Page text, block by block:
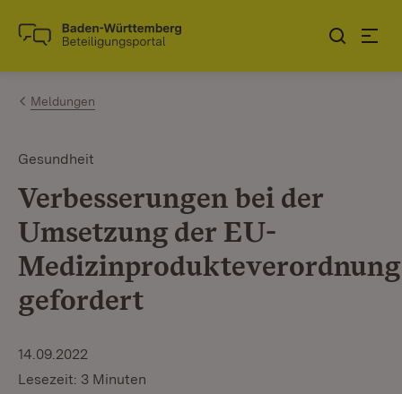
Zum Inhalt springen
Link zur Startseite
Meldungen
Gesundheit
Verbesserungen bei der
Umsetzung der EU-
Medizinprodukteverordnung
gefordert
14.09.2022
Lesezeit: 3 Minuten